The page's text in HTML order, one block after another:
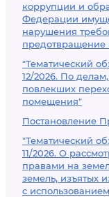
коррупции и
Федерации
нарушения
предотвращение
"Тематический
12/2026. По
повлекших
помещения"
Постановление
"Тематический
11/2026. О
правами на
земель, изъятых
с